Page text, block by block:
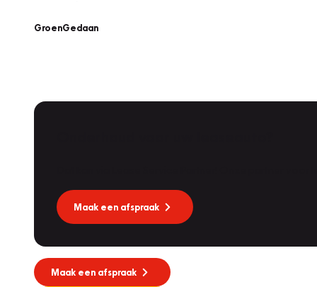
GroenGedaan
Maak een afspraak
Maak een afspraak